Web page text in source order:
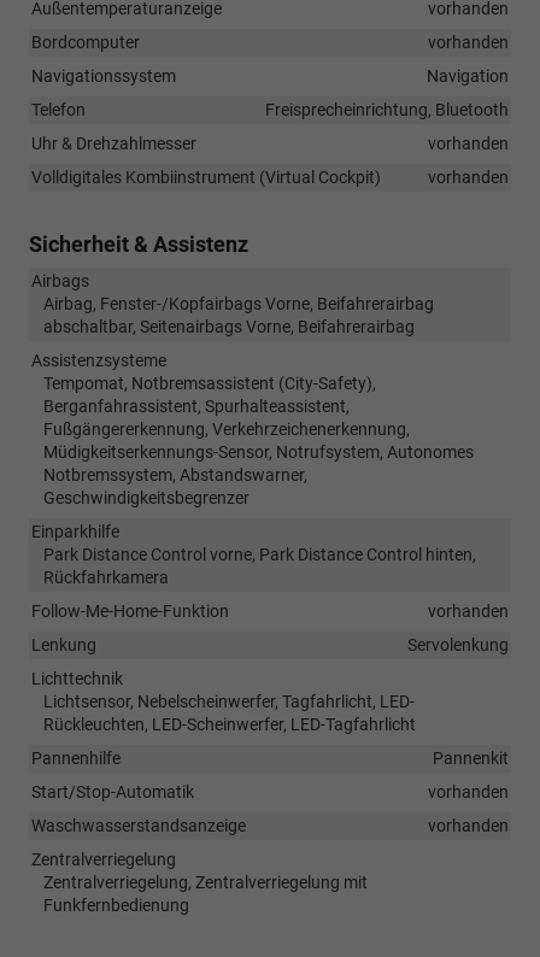
Außentemperaturanzeige
vorhanden
Bordcomputer
vorhanden
Navigationssystem
Navigation
Telefon
Freisprecheinrichtung, Bluetooth
Uhr & Drehzahlmesser
vorhanden
Volldigitales Kombiinstrument (Virtual Cockpit)
vorhanden
Sicherheit & Assistenz
Airbags
Airbag, Fenster-/Kopfairbags Vorne, Beifahrerairbag
abschaltbar, Seitenairbags Vorne, Beifahrerairbag
Assistenzsysteme
Tempomat, Notbremsassistent (City-Safety),
Berganfahrassistent, Spurhalteassistent,
Fußgängererkennung, Verkehrzeichenerkennung,
Müdigkeitserkennungs-Sensor, Notrufsystem, Autonomes
Notbremssystem, Abstandswarner,
Geschwindigkeitsbegrenzer
Einparkhilfe
Park Distance Control vorne, Park Distance Control hinten,
Rückfahrkamera
Follow-Me-Home-Funktion
vorhanden
Lenkung
Servolenkung
Lichttechnik
Lichtsensor, Nebelscheinwerfer, Tagfahrlicht, LED-
Rückleuchten, LED-Scheinwerfer, LED-Tagfahrlicht
Pannenhilfe
Pannenkit
Start/Stop-Automatik
vorhanden
Waschwasserstandsanzeige
vorhanden
Zentralverriegelung
Zentralverriegelung, Zentralverriegelung mit
Funkfernbedienung